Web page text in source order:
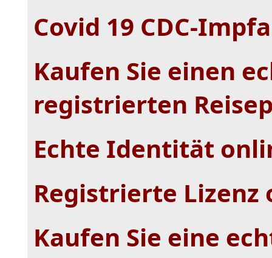
Covid 19 CDC-
Kaufen Sie einen
registrierten
Echte Identität
Registrierte
Kaufen Sie eine